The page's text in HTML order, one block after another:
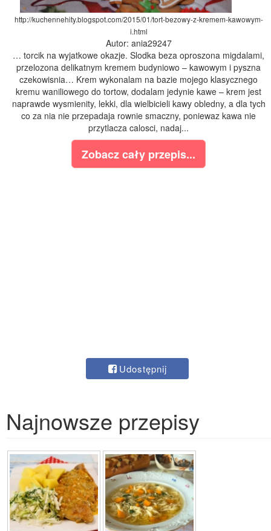
http://kuchennehity.blogspot.com/2015/01/tort-bezowy-z-kremem-kawowym-
i.html
Autor: ania29247
… torcik na wyjatkowe okazje. Slodka beza oproszona migdalami,
przelozona delikatnym kremem budyniowo – kawowym i pyszna
czekowisnia… Krem wykonalam na bazie mojego klasycznego
kremu waniliowego do tortow, dodalam jedynie kawe – krem jest
naprawde wysmienity, lekki, dla wielbicieli kawy obledny, a dla tych
co za nia nie przepadaja rownie smaczny, poniewaz kawa nie
przytlacza calosci, nadaj...
Zobacz cały przepis...
Udostępnij
Najnowsze przepisy